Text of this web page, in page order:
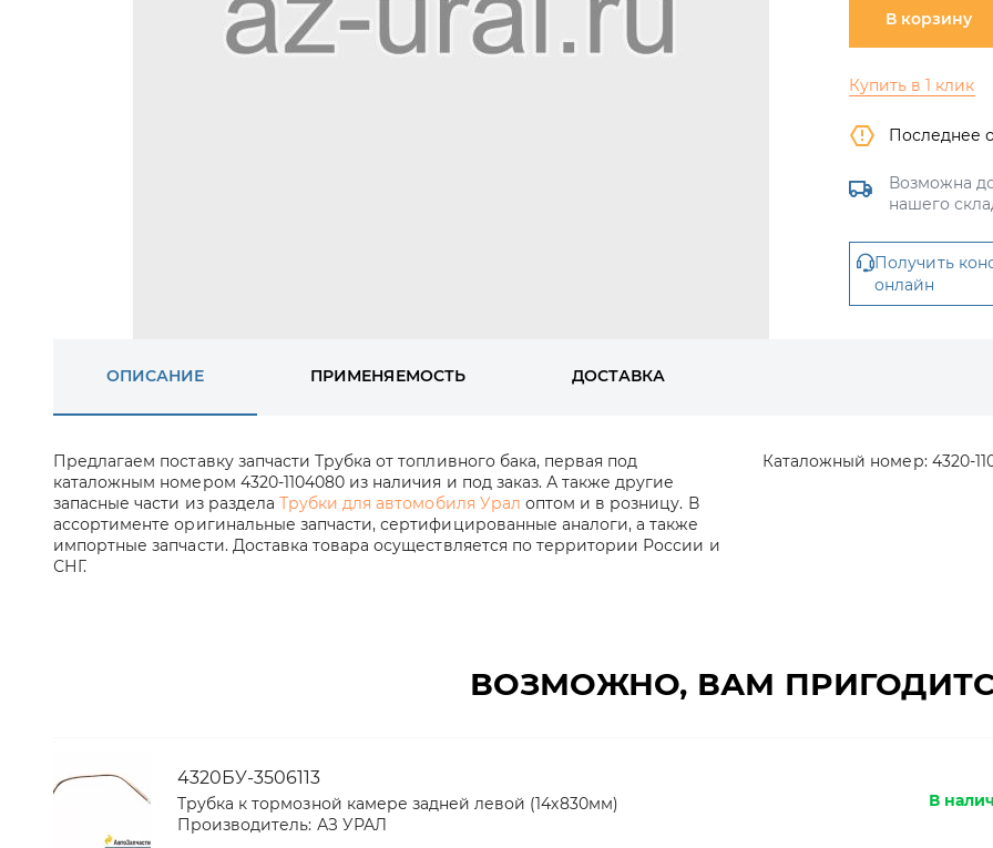
В корзину
Купить в 1 клик
Последнее
Возможна
нашего
Получить
онлайн
ОПИСАНИЕ ПРИМЕНЯЕМОСТЬ ДОСТАВКА
Предлагаем поставку запчасти Трубка от топливного бака, первая под
каталожным номером 4320-1104080 из наличия и под заказ. А также другие
запасные части из раздела Трубки для автомобиля Урал оптом и в розницу. В
ассортименте оригинальные запчасти, сертифицированные аналоги, а также
импортные запчасти. Доставка товара осуществляется по территории России и
СНГ.
Каталожный номер: 4320-
ВОЗМОЖНО, ВАМ
4320БУ-3506113
Трубка к тормозной камере задней левой (14х830мм)
Производитель: АЗ УРАЛ
В